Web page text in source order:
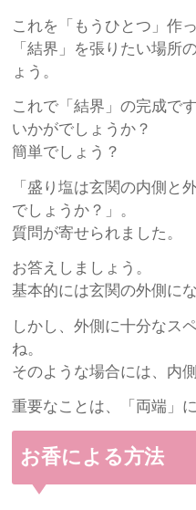
これを「もうひとつ」作
「結界」を張りたい場所
ょう。
これで「結界」の完成です
いかがでしょうか？
簡単でしょう？
「盛り塩は玄関の内側と
でしょうか？」。
質問が寄せられました。
お答えしましょう。
基本的には玄関の外側に
しかし、外側に十分なス
ね。
そのような場合には、内
重要なことは、「両端」
お香による方法